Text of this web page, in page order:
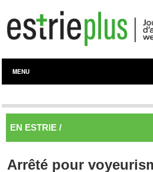
MENU
EN ESTRIE /
Arrêté pour